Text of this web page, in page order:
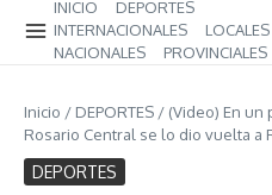
INICIO
DEPORTES
INTERNACIONALES
LOCALES
NACIONALES
PROVINCIALES
Inicio / DEPORTES / (Video) En un
Rosario Central se lo dio vuelta a
DEPORTES